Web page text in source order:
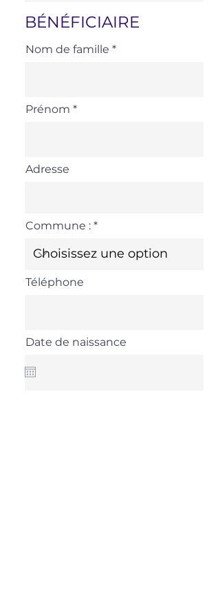
BÉNÉFICIAIRE
Nom de famille
Prénom
Adresse
Commune :
Téléphone
Date de naissance